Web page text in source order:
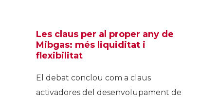
Les claus per al proper any de
Mibgas: més liquiditat i
flexibilitat
El debat conclou com a claus
activadores del desenvolupament de